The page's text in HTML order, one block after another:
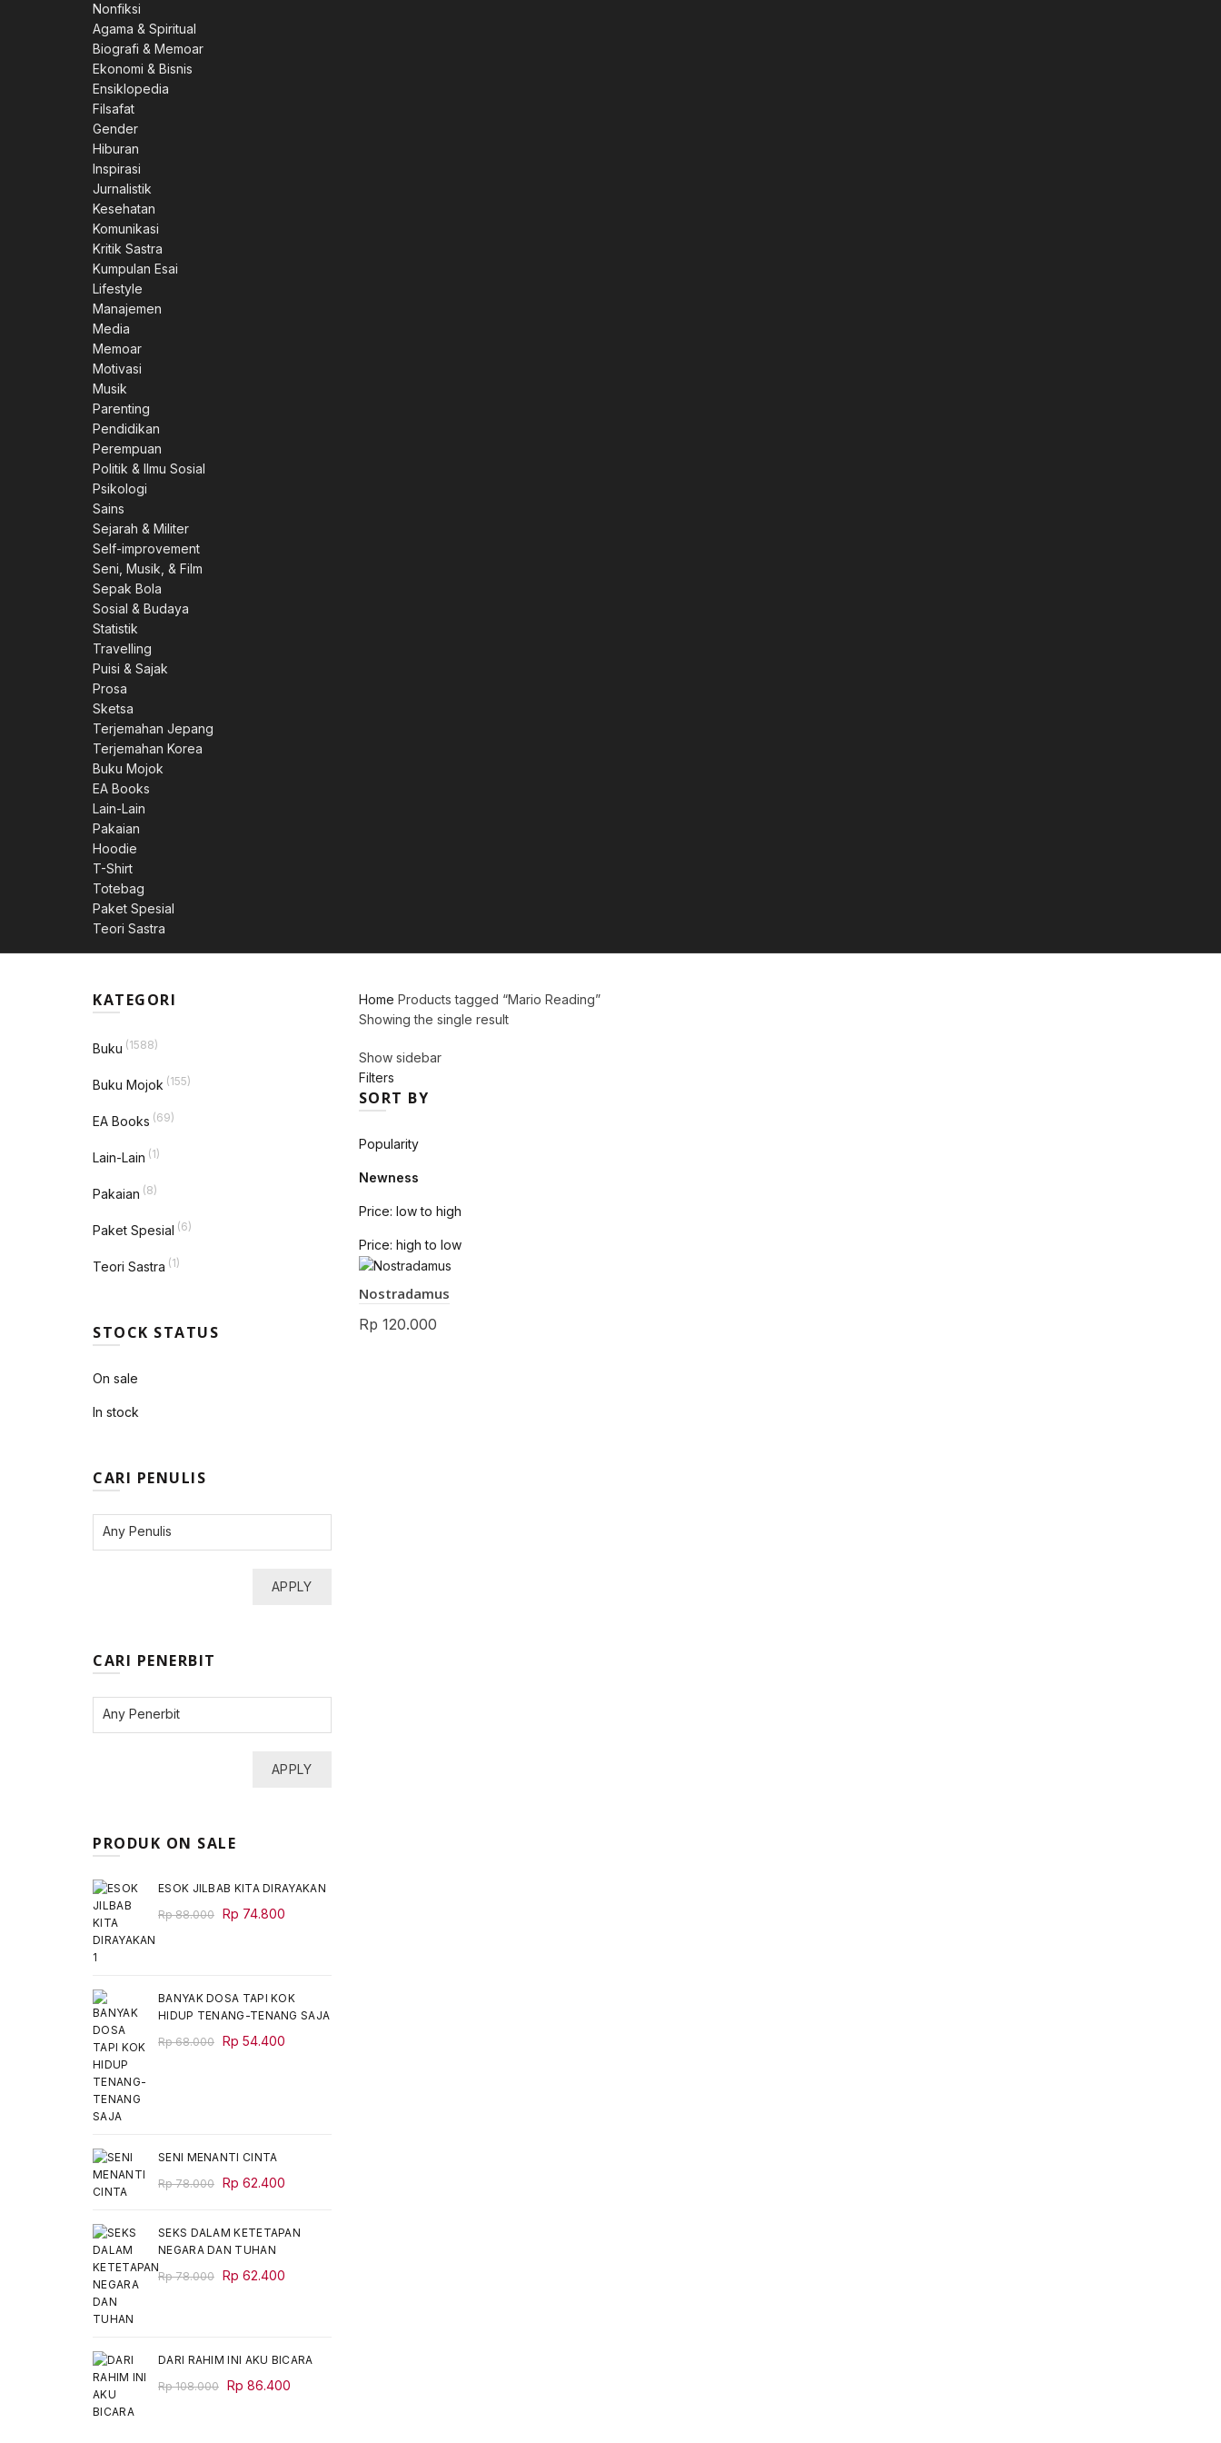
Nonfiksi
Agama & Spiritual
Biografi & Memoar
Ekonomi & Bisnis
Ensiklopedia
Filsafat
Gender
Hiburan
Inspirasi
Jurnalistik
Kesehatan
Komunikasi
Kritik Sastra
Kumpulan Esai
Lifestyle
Manajemen
Media
Memoar
Motivasi
Musik
Parenting
Pendidikan
Perempuan
Politik & Ilmu Sosial
Psikologi
Sains
Sejarah & Militer
Self-improvement
Seni, Musik, & Film
Sepak Bola
Sosial & Budaya
Statistik
Travelling
Puisi & Sajak
Prosa
Sketsa
Terjemahan Jepang
Terjemahan Korea
Buku Mojok
EA Books
Lain-Lain
Pakaian
Hoodie
T-Shirt
Totebag
Paket Spesial
Teori Sastra
Home Products tagged “Mario Reading”
Showing the single result
Show sidebar
Filters
SORT BY
Popularity
Newness
Price: low to high
Price: high to low
Nostradamus
Rp 120.000
KATEGORI
Buku (1588)
Buku Mojok (155)
EA Books (69)
Lain-Lain (1)
Pakaian (8)
Paket Spesial (6)
Teori Sastra (1)
STOCK STATUS
On sale
In stock
CARI PENULIS
APPLY
CARI PENERBIT
APPLY
PRODUK ON SALE
ESOK JILBAB KITA DIRAYAKAN
Rp88.000 Original
Rp 74.800
BANYAK DOSA TAPI KOK
HIDUP TENANG-TENANG SAJA
Rp68.000 Original
Rp 54.400
SENI MENANTI CINTA
Rp78.000 Original
Rp 78.000.
Rp 62.400
Rp 62.400.
SEKS DALAM KETETAPAN
NEGARA DAN TUHAN
Rp78.000 Original
Rp 62.400
DARI RAHIM INI AKU BICARA
Rp108.000 Original
Rp 86.400